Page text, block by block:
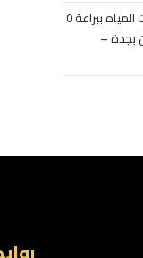
سباك حي الزهراء جدة | معالجة مشكلات المياه ببراعة 0
بجدة –